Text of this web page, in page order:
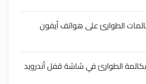
الطوارئ على هواتف أيفون
الطوارئ في شاشة قفل أندرويد